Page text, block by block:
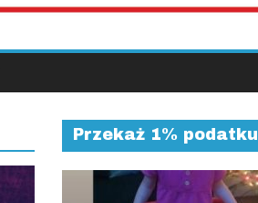
Przekaż 1% podatku